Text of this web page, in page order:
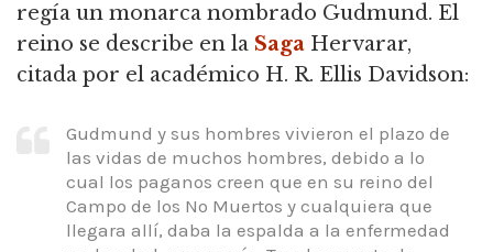
regía un monarca nombrado Gudmund. El
reino se describe en la Saga Hervarar,
citada por el académico H. R. Ellis Davidson:
Gudmund y sus hombres vivieron el plazo de
las vidas de muchos hombres, debido a lo
cual los paganos creen que en su reino del
Campo de los No Muertos y cualquiera que
llegara allí, daba la espalda a la enfermedad